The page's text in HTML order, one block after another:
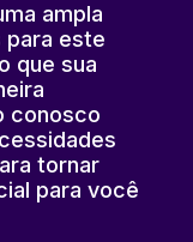
ampla
para este
que sua
conosco
tornar
para você